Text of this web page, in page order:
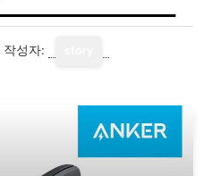
작성자: